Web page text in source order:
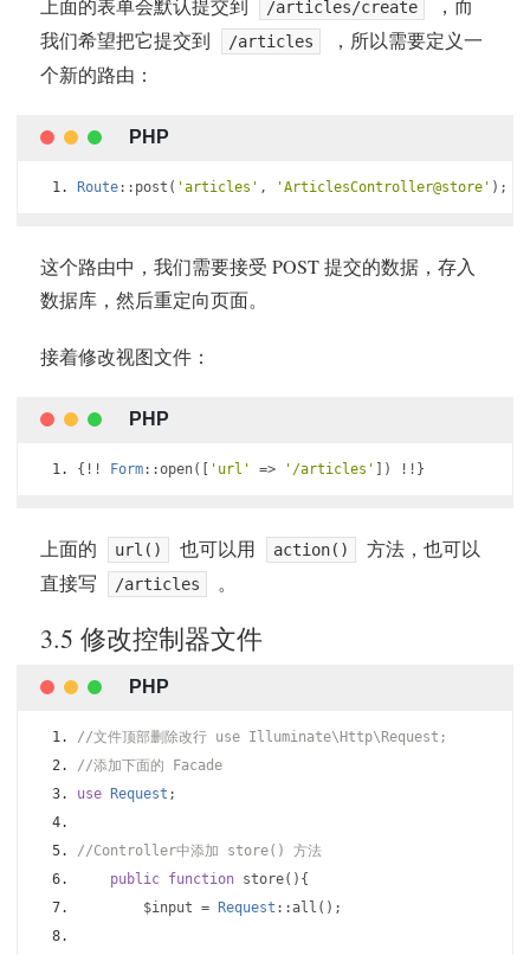
上面的表单会默认提交到 /articles/create
，而
我们希望把它提交到
/articles
，所以需要定义一
个新的路由：
Route:: post ( 'articles' , 'ArticlesController@store' );
这个路由中，我们需要接受 POST 提交的数据，存入
数据库，然后重定向页面。
接着修改视图文件：
{!! Form::open([ 'url' => '/articles' ]) !!}
上面的 url() 也可以用 action()
方法，也可以
直接写
/articles 。
3.5 修改控制器文件
//文件顶部删除改行 use Illuminate\Http\Request;
//添加下面的 Facade
use
Request ;
//Controller中添加 store() 方法
public function store(){
        $input
= Request ::all ();